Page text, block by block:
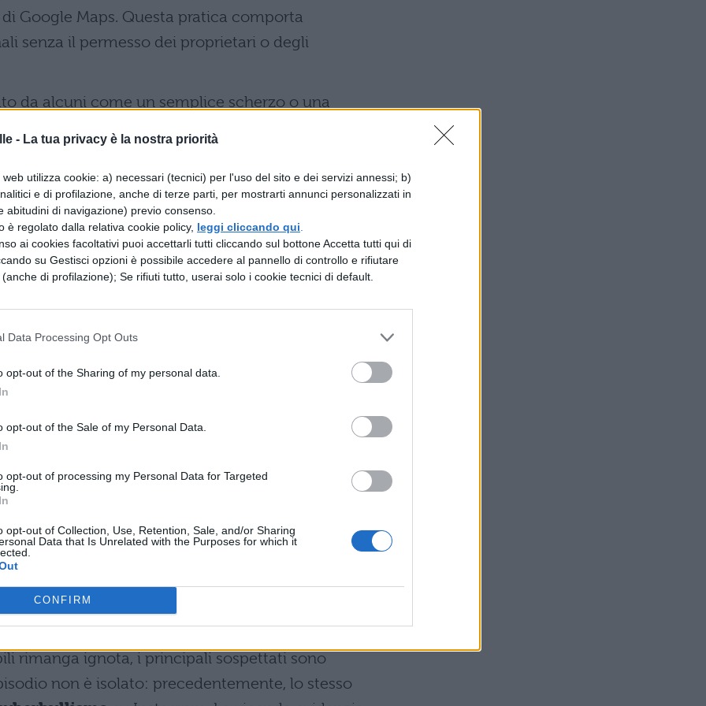
- La tua privacy è la nostra priorità
utilizza cookie: a) necessari (tecnici) per l'uso del sito e dei servizi annessi; b)
e di profilazione, anche di terze parti, per mostrarti annunci personalizzati in
abitudini di navigazione) previo consenso.
è regolato dalla relativa cookie policy, leggi cliccando qui
ai cookies facoltativi puoi accettarli tutti cliccando sul bottone Accetta tutti qui di
su Gestisci opzioni è possibile accedere al pannello di controllo e rifiutare
di profilazione); Se rifiuti tutto, userai solo i cookie tecnici di default.
Data Processing Opt Outs
opt-out of the Sharing of my personal data.
opt-out of the Sale of my Personal Data.
opt-out of processing my Personal Data for Targeted
opt-out of Collection, Use, Retention, Sale, and/or Sharing
Data that Is Unrelated with the Purposes for which it
CONFIRM
Google Maps. Questa pratica comporta
senza il permesso dei proprietari o degli
da alcuni come un semplice scherzo o una
costituisce un
conseguenze possono includere denunce per
e per diffamazione, soprattutto quando le
offensivi come nel caso della scuola
legali
prontamente all’episodio del defacing,
l’accaduto alle forze dell’ordine. La vicenda è
grave in quanto configura la violazione di due
sistema informatico e la diffamazione
rivolto a una professoressa visibile ingrandendo
la situazione.
come quello che poteva sembrare uno
forte preoccupazione per l’accaduto,
avere conseguenze devastanti qualora
e vulnerabile.
la consapevolezza digitale
rimanga ignota, i principali sospettati sono
non è isolato: precedentemente, lo stesso